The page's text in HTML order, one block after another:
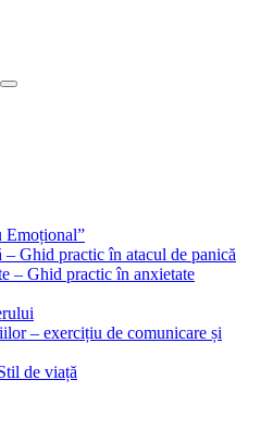
Emoțional”
Ghid practic în atacul de panică
– Ghid practic în anxietate
– exercițiu de comunicare și
de viață